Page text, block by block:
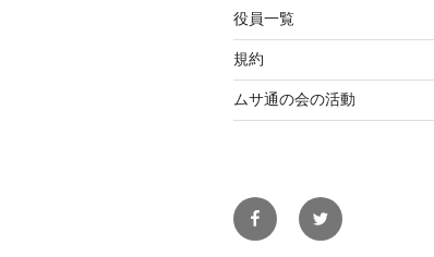
役員一覧
規約
ムサ通の会の活動
facebook twitter